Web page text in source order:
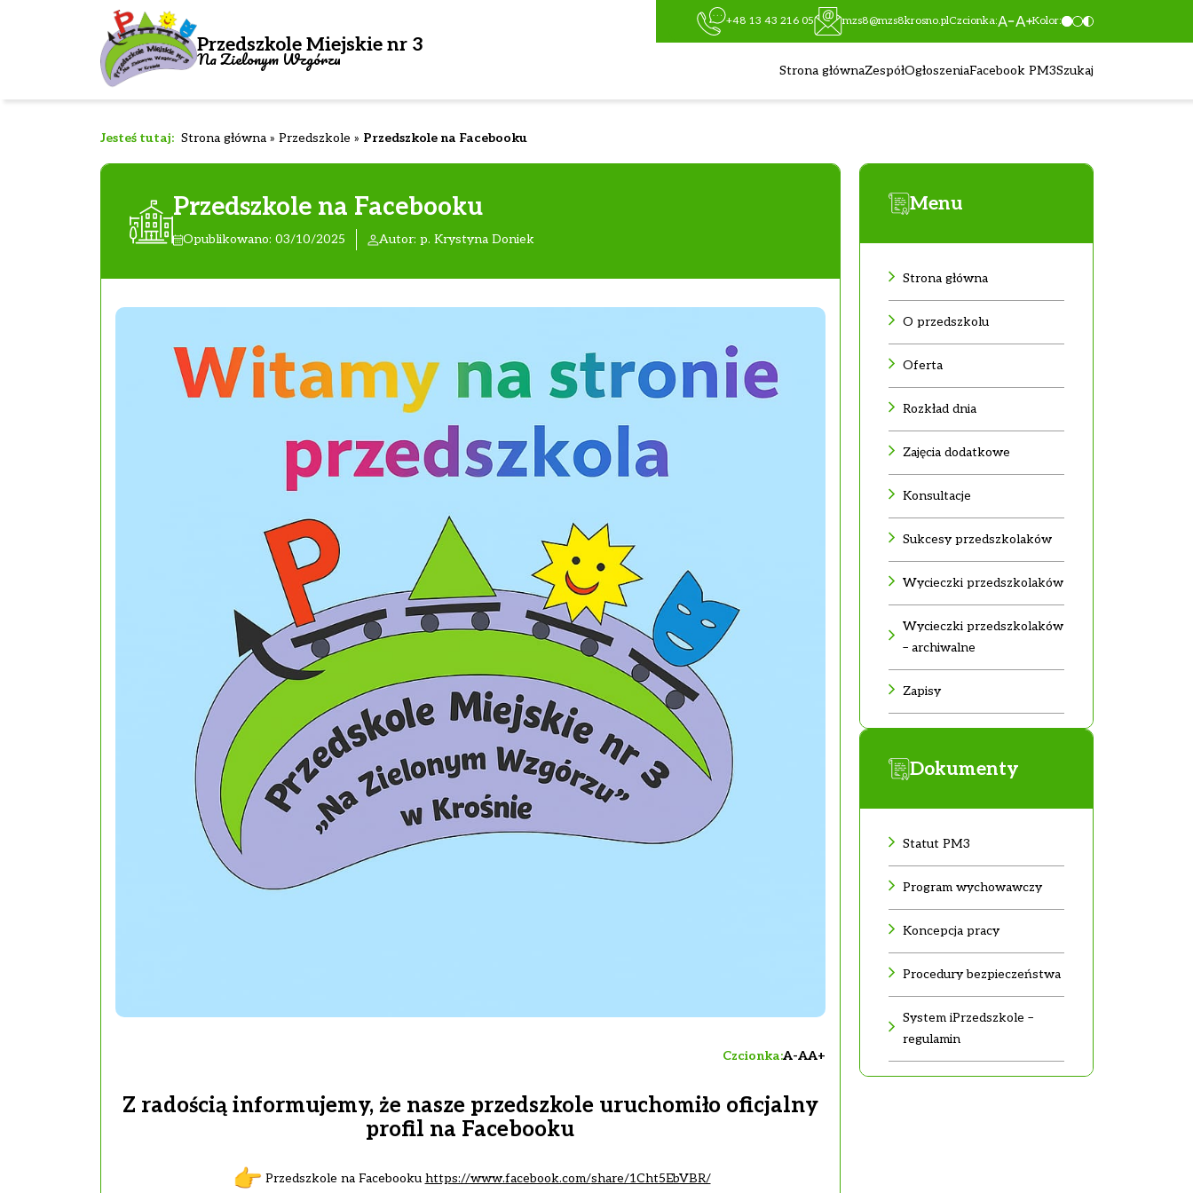
+48 13 43 216 05 mzs8@mzs8krosno.plCzcionka: Kolor:
Przedszkole Miejskie nr 3
Na Zielonym Wzgórzu Strona głównaZespółOgłoszeniaFacebook PM3Szukaj
Strona główna» Przedszkole » Przedszkole na Facebooku
Przedszkole na Facebooku
Opublikowano: 03/10/2025 Autor: p. Krystyna Doniek
Czcionka:A-AA+
Z radością informujemy, że nasze przedszkole uruchomiło oficjalny
profil na Facebooku
Przedszkole na Facebooku https://www.facebook.com/share/1Cht5EbVBR/
Menu
Strona główna
O przedszkolu
Oferta
Rozkład dnia
Zajęcia dodatkowe
Konsultacje
Sukcesy przedszkolaków
Wycieczki przedszkolaków
Wycieczki przedszkolaków
– archiwalne
Zapisy
Dokumenty
Statut PM3
Program wychowawczy
Koncepcja pracy
Procedury bezpieczeństwa
System iPrzedszkole –
regulamin